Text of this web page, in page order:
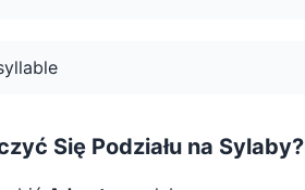
Się Podziału na Sylaby?